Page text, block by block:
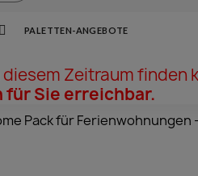
PALETTEN-ANGEBOTE
Zeitraum finden
Sie erreichbar.
Pack für Ferienwohnungen